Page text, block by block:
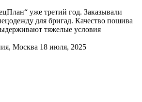
уже третий год. Заказывали
для бригад. Качество пошива
тяжелые условия
Москва 18 июля, 2025